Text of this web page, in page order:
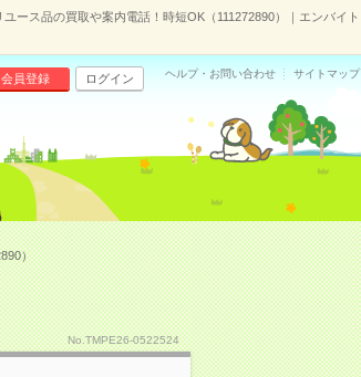
ース品の買取や案内電話！時短OK（111272890）｜エンバイト
会員登録 ログイン ヘルプ・お問い合わせ サイトマップ
）
No.TMPE26-0522524